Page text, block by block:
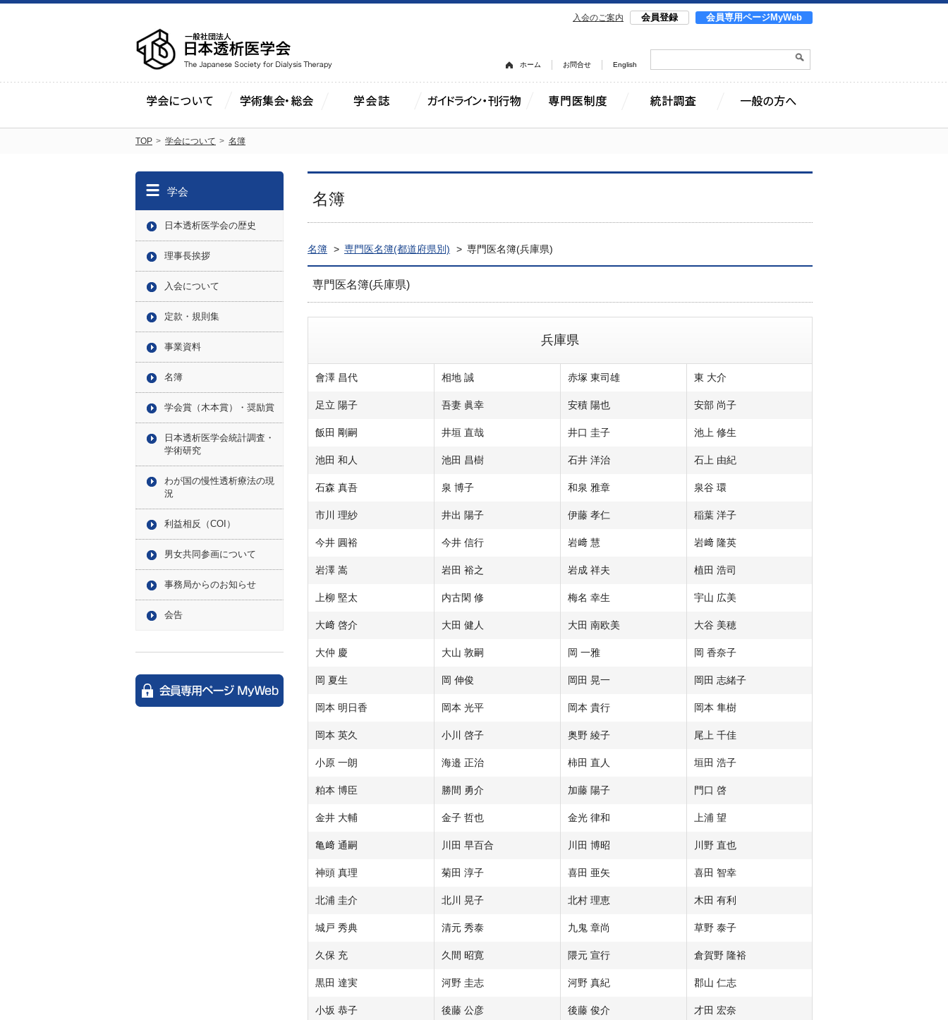
入会のご案内 会員登録 会員専用ページMyWeb
ホーム お問合せ English
TOP 学会について 名簿
学会
日本透析医学会の歴史
理事長挨拶
入会について
定款・規則集
事業資料
名簿
学会賞（木本賞）・奨励賞
日本透析医学会統計調査・
学術研究
わが国の慢性透析療法の現
況
利益相反（COI）
男女共同参画について
事務局からのお知らせ
会告
名簿
名簿 専門医名簿(都道府県別) 専門医名簿(兵庫県)
専門医名簿(兵庫県)
兵庫県
會澤 昌代 相地 誠 赤塚 東司雄 東 大介
足立 陽子 吾妻 眞幸 安積 陽也 安部 尚子
飯田 剛嗣 井垣 直哉 井口 圭子 池上 修生
池田 和人 池田 昌樹 石井 洋治 石上 由紀
石森 真吾 泉 博子 和泉 雅章 泉谷 環
市川 理紗 井出 陽子 伊藤 孝仁 稲葉 洋子
今井 圓裕 今井 信行 岩﨑 慧 岩﨑 隆英
岩澤 嵩 岩田 裕之 岩成 祥夫 植田 浩司
上柳 堅太 内古閑 修 梅名 幸生 宇山 広美
大﨑 啓介 大田 健人 大田 南欧美 大谷 美穂
大仲 慶 大山 敦嗣 岡 一雅 岡 香奈子
岡 夏生 岡 伸俊 岡田 晃一 岡田 志緒子
岡本 明日香 岡本 光平 岡本 貴行 岡本 隼樹
岡本 英久 小川 啓子 奥野 綾子 尾上 千佳
小原 一朗 海邉 正治 柿田 直人 垣田 浩子
粕本 博臣 勝間 勇介 加藤 陽子 門口 啓
金井 大輔 金子 哲也 金光 律和 上浦 望
亀﨑 通嗣 川田 早百合 川田 博昭 川野 直也
神頭 真理 菊田 淳子 喜田 亜矢 喜田 智幸
北浦 圭介 北川 晃子 北村 理恵 木田 有利
城戸 秀典 清元 秀泰 九鬼 章尚 草野 泰子
久保 充 久間 昭寛 隈元 宣行 倉賀野 隆裕
黒田 達実 河野 圭志 河野 真紀 郡山 仁志
小坂 恭子 後藤 公彦 後藤 俊介 才田 宏奈